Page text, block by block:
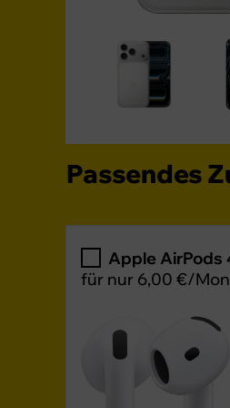
Passendes
Apple AirPods
für nur 6,00 €/